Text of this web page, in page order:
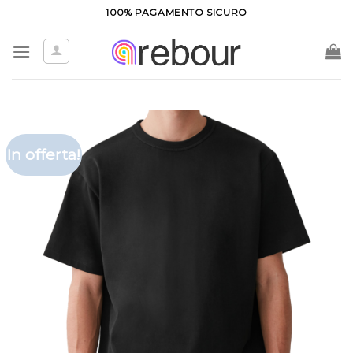
contenuti
100% PAGAMENTO SICURO
In offerta!